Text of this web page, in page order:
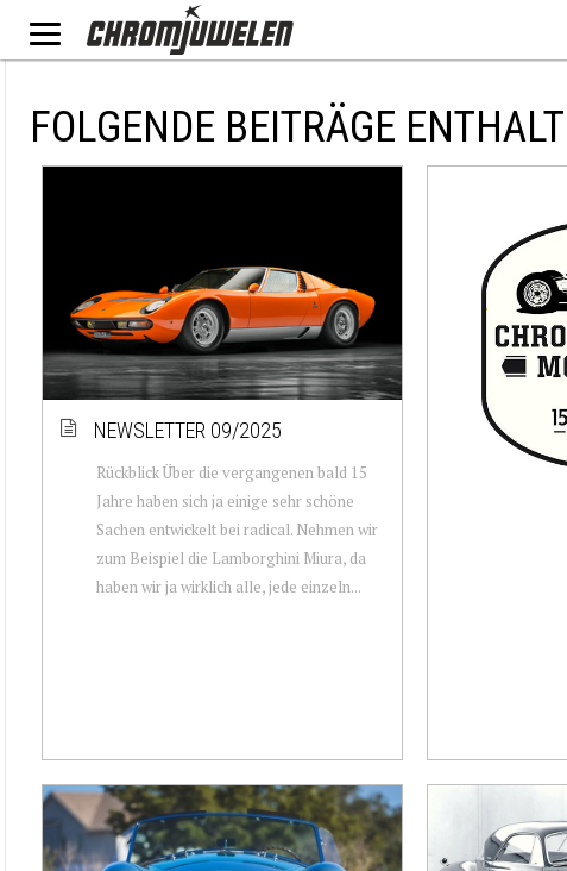
FOLGENDE BEITRÄGE
NEWSLETTER 09/2025
Rückblick Über die vergangenen bald 15
Jahre haben sich ja einige sehr schöne
Sachen entwickelt bei radical. Nehmen wir
zum Beispiel die Lamborghini Miura, da
haben wir ja wirklich alle, jede einzeln...